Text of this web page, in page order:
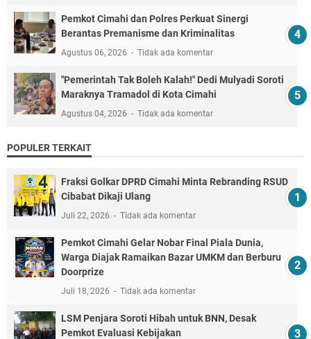
Pemkot Cimahi dan Polres Perkuat Sinergi
Berantas Premanisme dan Kriminalitas
Agustus 06, 2026 Tidak ada komentar
"Pemerintah Tak Boleh Kalah!" Dedi Mulyadi Soroti
Maraknya Tramadol di Kota Cimahi
Agustus 04, 2026 Tidak ada komentar
POPULER TERKAIT
Fraksi Golkar DPRD Cimahi Minta Rebranding RSUD
Cibabat Dikaji Ulang
Juli 22, 2026 Tidak ada komentar
Pemkot Cimahi Gelar Nobar Final Piala Dunia,
Warga Diajak Ramaikan Bazar UMKM dan Berburu
Doorprize
Juli 18, 2026 Tidak ada komentar
LSM Penjara Soroti Hibah untuk BNN, Desak
Pemkot Evaluasi Kebijakan